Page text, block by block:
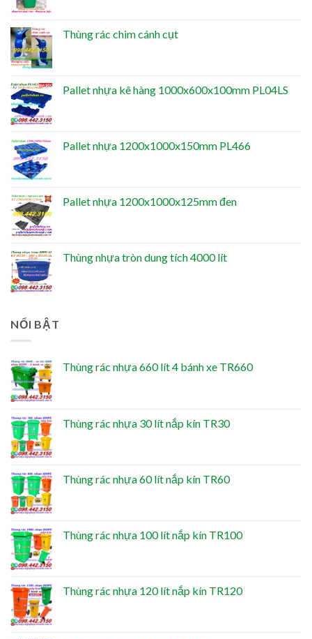
Thùng rác chim cánh cụt
Pallet nhựa kê hàng 1000x600x100mm PL04LS
Pallet nhựa 1200x1000x150mm PL466
Pallet nhựa 1200x1000x125mm đen
Thùng nhựa tròn dung tích 4000 lít
NỔI BẬT
Thùng rác nhựa 660 lít 4 bánh xe TR660
Thùng rác nhựa 30 lít nắp kín TR30
Thùng rác nhựa 60 lít nắp kín TR60
Thùng rác nhựa 100 lít nắp kín TR100
Thùng rác nhựa 120 lít nắp kín TR120